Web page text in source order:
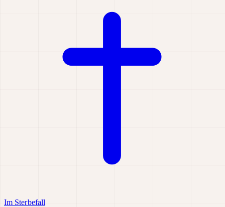
Im Sterbefall